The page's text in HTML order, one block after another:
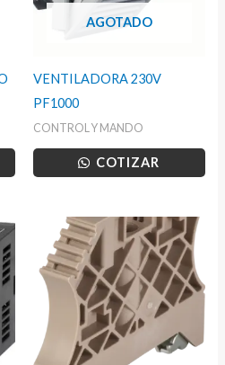
AGOTADO
VENTILADORA 230V
PF1000
CONTROL Y MANDO
COTIZAR